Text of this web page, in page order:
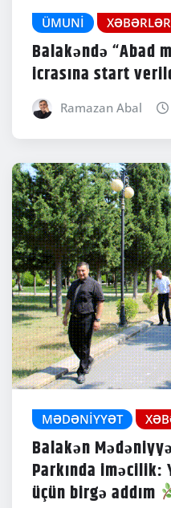
ÜMUNI XƏBƏRLƏR
Balakəndə “Abad
icrasına start
Ramazan Abal
MƏDƏNIYYƏT
Balakən
Parkında iməcilik:
üçün birgə addım